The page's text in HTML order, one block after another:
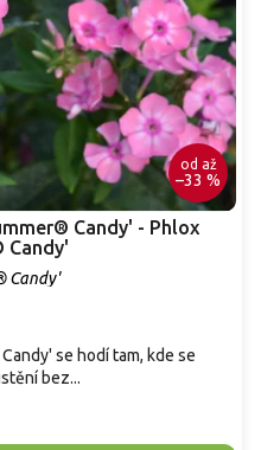
od až
–33 %
Candy' - Phlox
Candy'
Candy'
se hodí tam, kde se
bez...